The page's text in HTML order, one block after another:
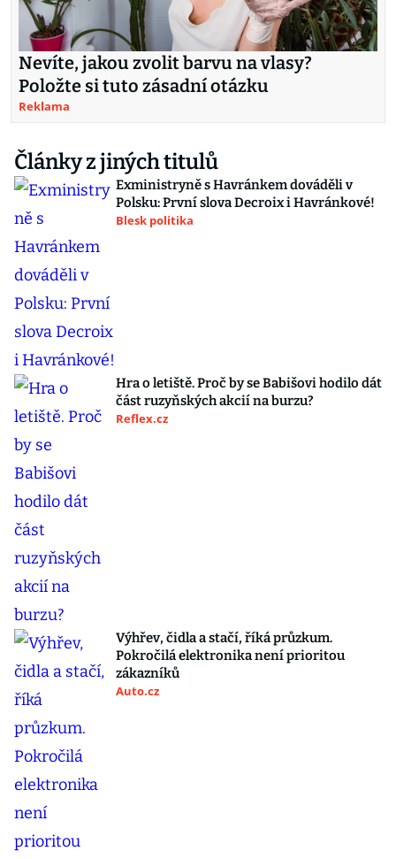
Nevíte, jakou zvolit barvu na vlasy?
Položte si tuto zásadní otázku
Reklama
Články z jiných titulů
Exministryně s Havránkem dováděli v
Polsku: První slova Decroix i Havránkové!
Blesk politika
Hra o letiště. Proč by se Babišovi hodilo dát
část ruzyňských akcií na burzu?
Reflex.cz
Výhřev, čidla a stačí, říká průzkum.
Pokročilá elektronika není prioritou
zákazníků
Auto.cz